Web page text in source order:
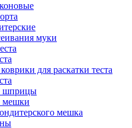
муки
для раскатки теста
шприцы
мешки
мешка